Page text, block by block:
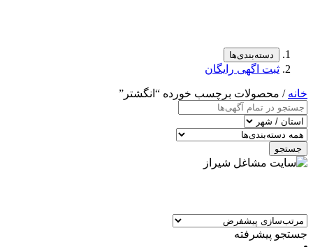
دسته‌بندی‌ها
ثبت اگهی رایگان
خانه / محصولات برچسب خورده “انگشتر”
جستجو
جستجو پیشرفته